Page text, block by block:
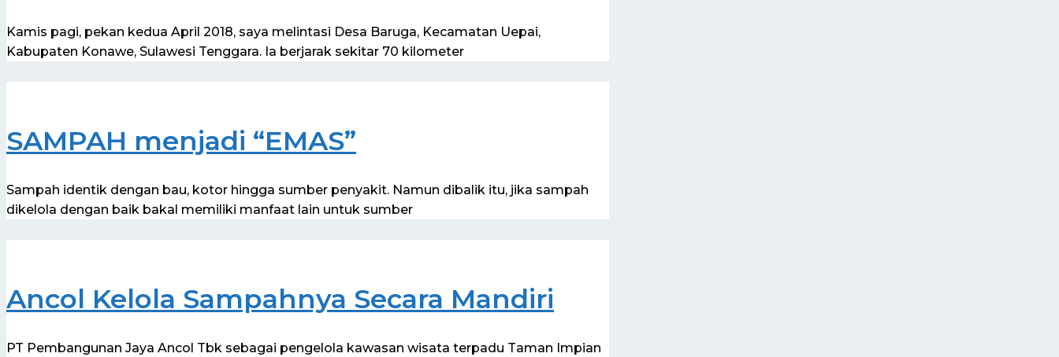
Kamis pagi, pekan kedua April 2018, saya melintasi Desa Baruga, Kecamatan Uepai,
Kabupaten Konawe, Sulawesi Tenggara. Ia berjarak sekitar 70 kilometer
SAMPAH menjadi “EMAS”
Sampah identik dengan bau, kotor hingga sumber penyakit. Namun dibalik itu, jika sampah
dikelola dengan baik bakal memiliki manfaat lain untuk sumber
Ancol Kelola Sampahnya Secara Mandiri
PT Pembangunan Jaya Ancol Tbk sebagai pengelola kawasan wisata terpadu Taman Impian